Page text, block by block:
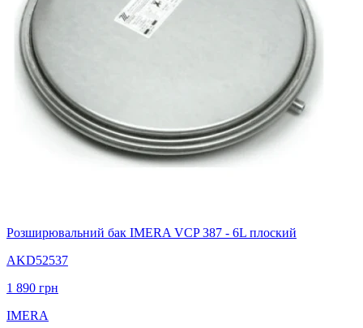
Розширювальний бак IMERA VCP 387 - 6L плоский
AKD52537
1 890 грн
IMERA